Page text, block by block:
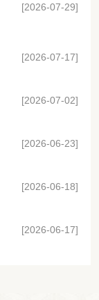
[2026-07-29]
[2026-07-17]
[2026-07-02]
[2026-06-23]
[2026-06-18]
[2026-06-17]